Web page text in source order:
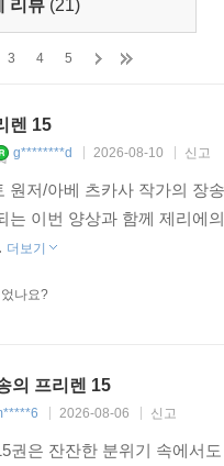
리뷰(21)
렌 15
g********d 2026-08-10 | 신고
원저/아베 츠카사 작가의 장
는 이번 양상과 함께 제리에
의 프리렌 15
2026-08-06 | 신고